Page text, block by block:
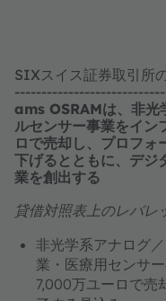
SIXスイス証券取引所
ams OSRAMは、非光
ルセンサー事業をイ
ロで売却し、プロフォ
下げるとともに、デジ
業を創出する
貸借対照表上のレバレ
非光学系アナログ
業・医療用センサ
7,000万ユーロで売